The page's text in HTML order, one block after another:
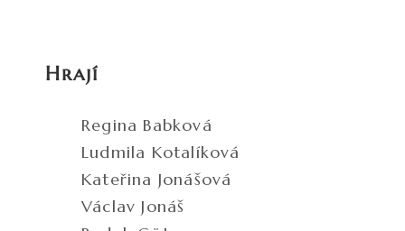
Hrají
Regina Babková
Ludmila Kotalíková
Kateřina Jonášová
Václav Jonáš